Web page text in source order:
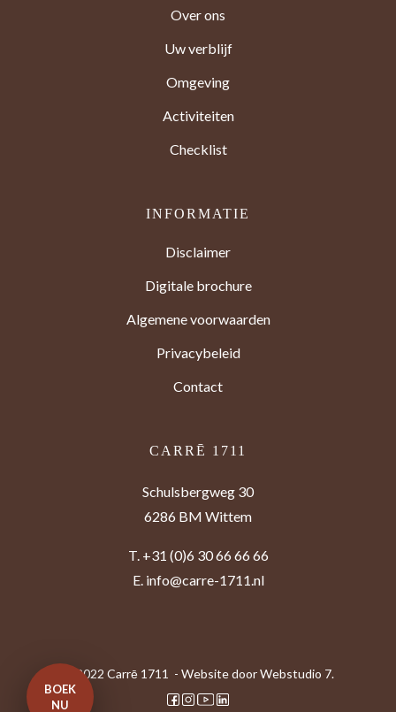
BOEK
NU
Over ons
Uw verblijf
Omgeving
Activiteiten
Checklist
INFORMATIE
Disclaimer
Digitale brochure
Algemene voorwaarden
Privacybeleid
Contact
CARRĒ 1711
Schulsbergweg 30
6286 BM Wittem
T. +31 (0)6 30 66 66 66
E. info@carre-1711.nl
© 2022 Carrē 1711 - Website doorWebstudio 7.